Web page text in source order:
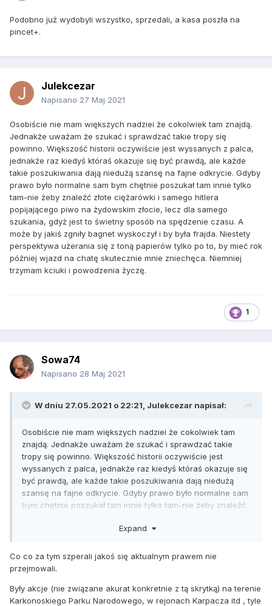
Podobno już wydobyli wszystko, sprzedali, a kasa poszła na
pincet+.
Julekcezar
Napisano 27 Maj 2021
Osobiście nie mam większych nadziei że cokolwiek tam znajdą.
Jednakże uważam że szukać i sprawdzać takie tropy się
powinno. Większość historii oczywiście jest wyssanych z palca,
jednakże raz kiedyś któraś okazuje się być prawdą, ale każde
takie poszukiwania dają niedużą szansę na fajne odkrycie. Gdyby
prawo było normalne sam bym chętnie poszukał tam innie tylko
tam-nie żeby znaleźć złote ciężarówki i samego hitlera
popijającego piwo na żydowskim złocie, lecz dla samego
szukania, gdyż jest to świetny sposób na spędzenie czasu. A
może by jakiś zgniły bagnet wyskoczył i by była frajda. Niestety
perspektywa użerania się z toną papierów tylko po to, by mieć rok
później wjazd na chatę skutecznie mnie zniechęca. Niemniej
trzymam kciuki i powodzenia życzę.
1
Sowa74
Napisano 28 Maj 2021
W dniu 27.05.2021 o 22:21, Julekcezar napisał:
Osobiście nie mam większych nadziei że cokolwiek tam
znajdą. Jednakże uważam że szukać i sprawdzać takie
tropy się powinno. Większość historii oczywiście jest
wyssanych z palca, jednakże raz kiedyś któraś okazuje się
być prawdą, ale każde takie poszukiwania dają niedużą
szansę na fajne odkrycie. Gdyby prawo było normalne sam
bym chętnie poszukał tam innie tylko tam-nie żeby znaleźć
żydowskim złocie, lecz dla samego szukania, gdyż jest to
bagnet wyskoczył i by była frajda. Niestety perspektywa
użerania się z toną papierów tylko po to, by mieć rok później
trzymam kciuki i powodzenia życzę.
Expand
Co co za tym szperali jakoś się aktualnym prawem nie
przejmowali.
Były akcje (nie związane akurat konkretnie z tą skrytką) na terenie
Karkonoskiego Parku Narodowego, w rejonach Karpacza itd , tyle